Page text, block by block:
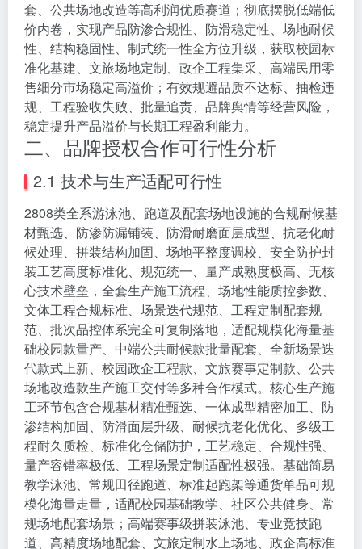
套、公共场地改造等高利润优质赛道；彻底摆脱低端低
价内卷，实现产品防渗合规性、防滑稳定性、场地耐候
性、结构稳固性、制式统一性全方位升级，获取校园标
准化基建、文旅场地定制、政企工程集采、高端民用零
售细分市场稳定高溢价；有效规避品质不达标、抽检违
规、工程验收失败、批量追责、品牌舆情等经营风险，
稳定提升产品溢价与长期工程盈利能力。
二、品牌授权合作可行性分析
2.1 技术与生产适配可行性
2808类全系游泳池、跑道及配套场地设施的合规耐候基
材甄选、防渗防漏铺装、防滑耐磨面层成型、抗老化耐
候处理、拼装结构加固、场地平整度调校、安全防护封
装工艺高度标准化、规范统一、量产成熟度极高、无核
心技术壁垒，全套生产施工流程、场地性能质控参数、
文体工程合规标准、场景迭代规范、工程定制配套规
范、批次品控体系完全可复制落地，适配规模化海量基
础校园款量产、中端公共耐候款批量配套、全新场景迭
代款式上新、校园政企工程款、文旅赛事定制款、公共
场地改造款生产施工交付等多种合作模式。核心生产施
工环节包含合规基材精准甄选、一体成型精密加工、防
渗结构加固、防滑面层升级、耐候抗老化优化、多级工
程耐久质检、标准化仓储防护，工艺稳定、合规性强、
量产容错率极低、工程场景定制适配性极强。基础简易
教学泳池、常规田径跑道、标准起跑架等通货单品可规
模化海量走量，适配校园基础教学、社区公共健身、常
规场地配套场景；高端赛事级拼装泳池、专业竞技跑
道、高精度场地配套、文旅定制水上场地、政企高标准